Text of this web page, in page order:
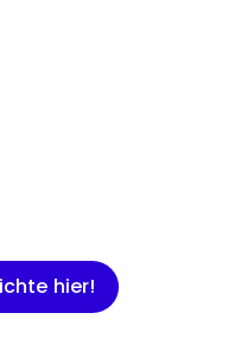
hier!